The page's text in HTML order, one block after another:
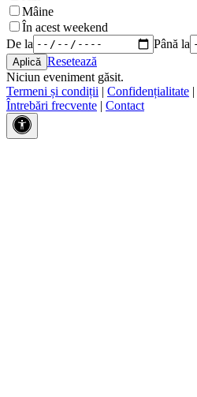
Mâine
În acest weekend
De la
Până la
Resetează
Niciun eveniment găsit.
Termeni și condiții | Confidențialitate |
Întrebări frecvente | Contact